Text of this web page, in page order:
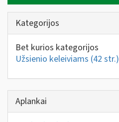
Kategorijos
Bet kurios kategorijos
Užsienio keleiviams (42 str.)
Aplankai